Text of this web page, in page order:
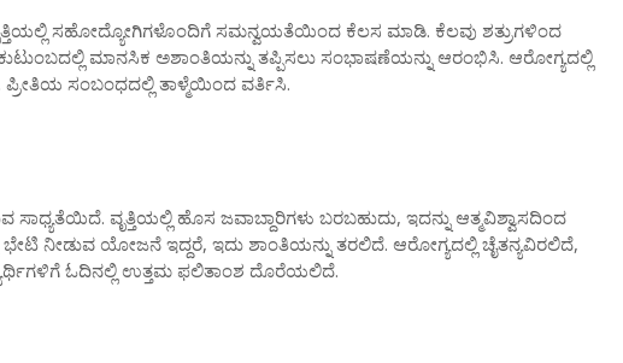
ಸಹೋದ್ಯೋಗಿಗಳೊಂದಿಗೆ ಸಮನ್ವಯತೆಯಿಂದ ಕೆಲಸ ಮಾಡಿ. ಕೆಲವು ಶತ್ರುಗಳಿಂದ
ಮಾನಸಿಕ ಅಶಾಂತಿಯನ್ನು ತಪ್ಪಿಸಲು ಸಂಭಾಷಣೆಯನ್ನು ಆರಂಭಿಸಿ. ಆರೋಗ್ಯದಲ್ಲಿ
ಸಂಬಂಧದಲ್ಲಿ ತಾಳ್ಮೆಯಿಂದ ವರ್ತಿಸಿ.
ಸಾಧ್ಯತೆಯಿದೆ. ವೃತ್ತಿಯಲ್ಲಿ ಹೊಸ ಜವಾಬ್ದಾರಿಗಳು ಬರಬಹುದು, ಇದನ್ನು ಆತ್ಮವಿಶ್ವಾಸದಿಂದ
ಭೇಟಿ ನೀಡುವ ಯೋಜನೆ ಇದ್ದರೆ, ಇದು ಶಾಂತಿಯನ್ನು ತರಲಿದೆ. ಆರೋಗ್ಯದಲ್ಲಿ ಚೈತನ್ಯವಿರಲಿದೆ,
ಓದಿನಲ್ಲಿ ಉತ್ತಮ ಫಲಿತಾಂಶ ದೊರೆಯಲಿದೆ.